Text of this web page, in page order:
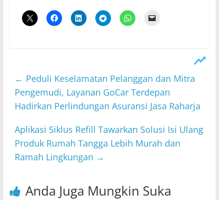
← Peduli Keselamatan Pelanggan dan Mitra
Pengemudi, Layanan GoCar Terdepan
Hadirkan Perlindungan Asuransi Jasa Raharja
Aplikasi Siklus Refill Tawarkan Solusi Isi Ulang
Produk Rumah Tangga Lebih Murah dan
Ramah Lingkungan →
Anda Juga Mungkin Suka